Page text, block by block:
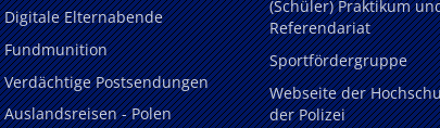
Digitale Elternabende
Fundmunition
Verdächtige Postsendungen
Auslandsreisen - Polen
(Schüler) Praktikum
Referendariat
Sportfördergruppe
Webseite der
der Polizei